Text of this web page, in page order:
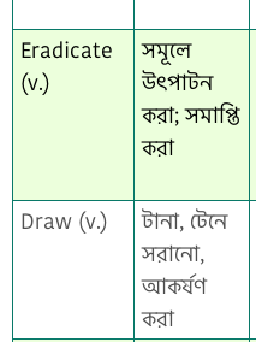
Eradicate
(v.)
সমূলে
উৎপাটন
করা; সমাপ্তি
করা
Draw (v.)
টানা, টেনে
সরানো,
আকর্ষণ
করা